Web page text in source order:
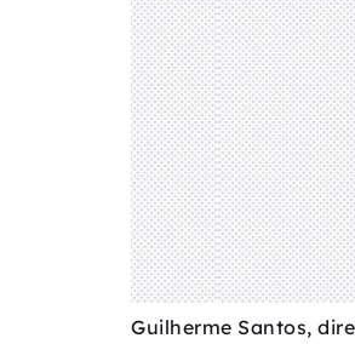
Guilherme Santos,